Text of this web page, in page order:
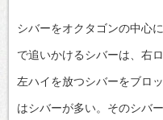
シバーをオクタゴンの中心
で追いかけるシバーは、右
左ハイを放つシバーをブロ
はシバーが多い。そのシバ